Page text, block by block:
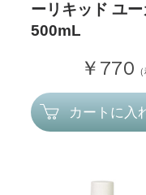
ーリキッド ユー
500mL
￥770
カートに入